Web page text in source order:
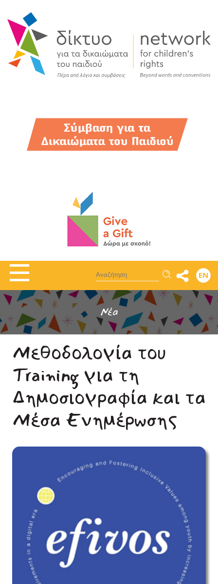
Αναζήτηση EN
Νέα
Μεθοδολογία του
Training για τη
Δημοσιογραφία και τα
Μέσα Ενημέρωσης